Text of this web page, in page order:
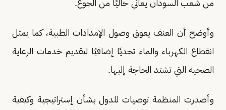
من شعب السودان يعاني حاليًا من الجوع.
وأوضح أن العنف يعوق وصول الإمدادات الطبية، كما يمثل
انقطاع الكهرباء والماء تحديًا إضافيًا لتقديم خدمات الرعاية
الصحية التي تشتد الحاجة إليها.
وأصدرت المنظمة توصيات للدول بشأن إستراتيجية وكيفية